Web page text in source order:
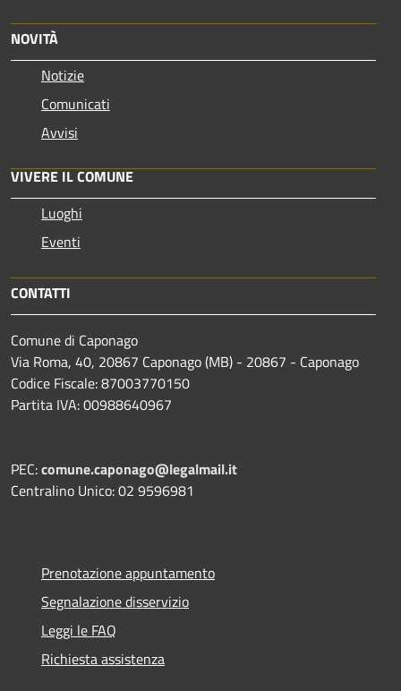
NOVITÀ
Notizie
Comunicati
Avvisi
VIVERE IL COMUNE
Luoghi
Eventi
CONTATTI
Comune di Caponago
Via Roma, 40, 20867 Caponago (MB) - 20867 - Caponago
Codice Fiscale: 87003770150
Partita IVA: 00988640967
PEC:comune.caponago@legalmail.it
Centralino Unico: 02 9596981
Prenotazione appuntamento
Segnalazione disservizio
Leggi le FAQ
Richiesta assistenza